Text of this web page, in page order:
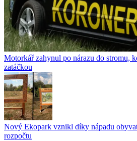
Motorkář zahynul po nárazu do stromu,
zatáčkou
Nový Ekopark vznikl díky nápadu
rozpočtu